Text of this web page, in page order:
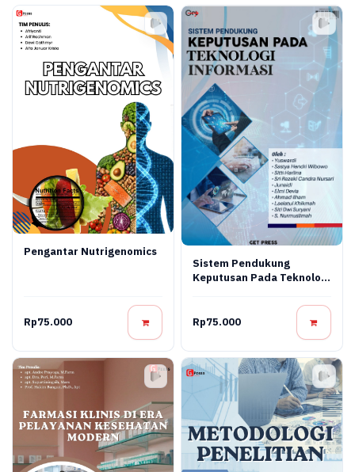
Pengantar Nutrigenomics
Rp75.000
Sistem Pendukung
Keputusan Pada Teknologi
Rp75.000